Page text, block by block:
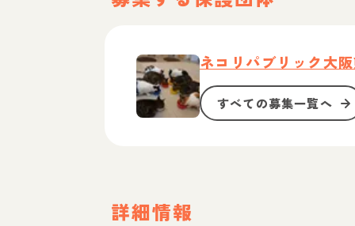
ネコリパブリック大
すべての募集一覧へ
詳細情報